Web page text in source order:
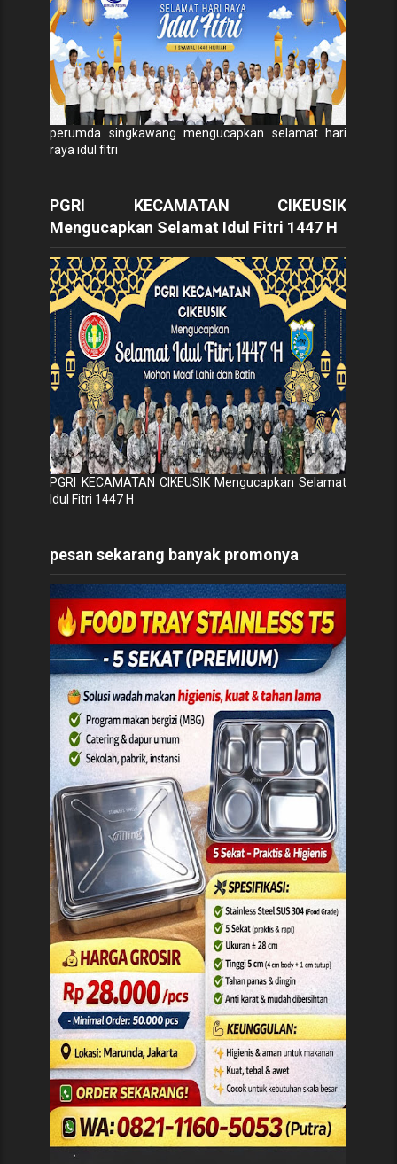
perumda singkawang mengucapkan selamat hari
raya idul fitri
PGRI KECAMATAN CIKEUSIK
Mengucapkan Selamat Idul Fitri 1447 H
PGRI KECAMATAN CIKEUSIK Mengucapkan Selamat
Idul Fitri 1447 H
pesan sekarang banyak promonya